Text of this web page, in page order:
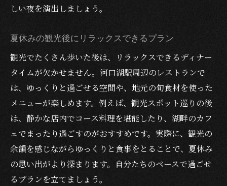
しい夜を演出しましょう。
夏休みの観光後にリラックスできるプラン
観光でたくさん歩いた後は、リラックスできるディナー
タイムが欠かせません。河口湖駅周辺のレストランで
は、ゆっくりと過ごせる空間や、地元の旬食材を使った
メニューが楽しめます。例えば、観光スポット巡りの後
は、静かな店内でコース料理を堪能したり、湖畔のカフ
ェでまったり過ごすのがおすすめです。実際に、観光の
余韻を感じながらゆっくりと食事をとることで、夏休み
の思い出がより深まります。自分たちのペースで過ごせ
るプランを立てましょう。